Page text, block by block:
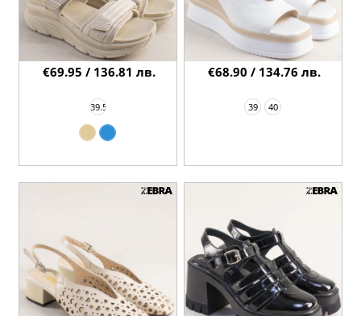
39.5
€69.95 / 136.81 лв.
39 40
€68.90 / 134.76 лв.